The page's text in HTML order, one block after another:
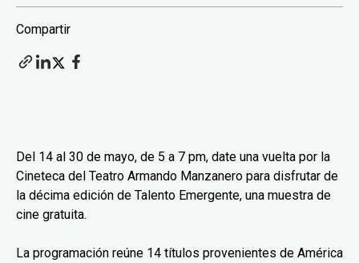
Compartir
Del 14 al 30 de mayo, de 5 a 7 pm, date una vuelta por la
Cineteca del Teatro Armando Manzanero para disfrutar de
la décima edición de Talento Emergente, una muestra de
cine gratuita.
La programación reúne 14 títulos provenientes de América